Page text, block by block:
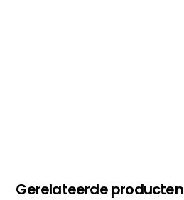
Gerelateerde producten